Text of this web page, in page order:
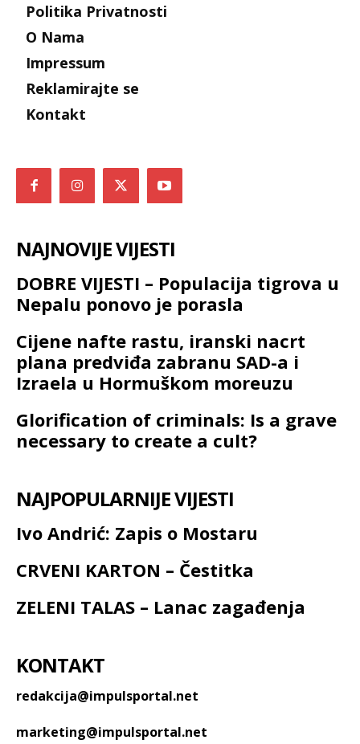
Politika Privatnosti
O Nama
Impressum
Reklamirajte se
Kontakt
NAJNOVIJE VIJESTI
DOBRE VIJESTI – Populacija tigrova u
Nepalu ponovo je porasla
Cijene nafte rastu, iranski nacrt
plana predviđa zabranu SAD-a i
Izraela u Hormuškom moreuzu
Glorification of criminals: Is a grave
necessary to create a cult?
NAJPOPULARNIJE VIJESTI
Ivo Andrić: Zapis o Mostaru
CRVENI KARTON – Čestitka
ZELENI TALAS – Lanac zagađenja
KONTAKT
redakcija@impulsportal.net
marketing@impulsportal.net